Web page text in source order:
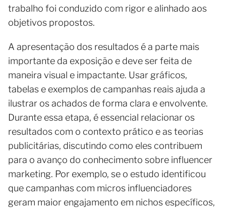
trabalho foi conduzido com rigor e alinhado aos
objetivos propostos.
A apresentação dos resultados é a parte mais
importante da exposição e deve ser feita de
maneira visual e impactante. Usar gráficos,
tabelas e exemplos de campanhas reais ajuda a
ilustrar os achados de forma clara e envolvente.
Durante essa etapa, é essencial relacionar os
resultados com o contexto prático e as teorias
publicitárias, discutindo como eles contribuem
para o avanço do conhecimento sobre influencer
marketing. Por exemplo, se o estudo identificou
que campanhas com micros influenciadores
geram maior engajamento em nichos específicos,